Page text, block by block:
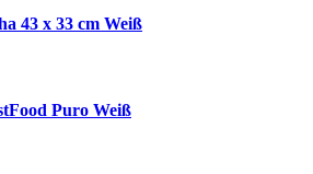
43 x 33 cm Weiß
Puro Weiß